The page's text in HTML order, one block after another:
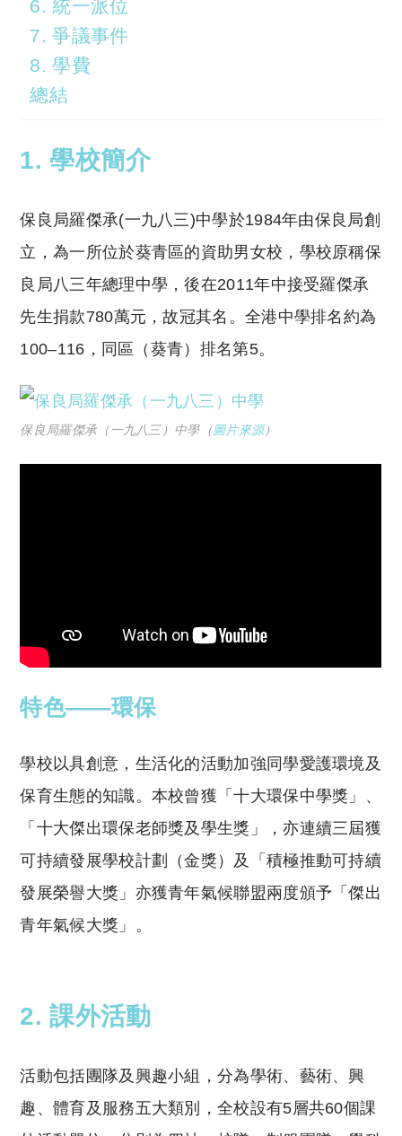
6. 統一派位
7. 爭議事件
8. 學費
總結
1. 學校簡介
保良局羅傑承(一九八三)中學於1984年由保良局創
立，為一所位於葵青區的資助男女校，學校原稱保
良局八三年總理中學，後在2011年中接受羅傑承
先生捐款780萬元，故冠其名。全港中學排名約為
100–116，同區（葵青）排名第5。
保良局羅傑承（一九八三）中學（圖片來源）
特色——環保
學校以具創意，生活化的活動加強同學愛護環境及
保育生態的知識。本校曾獲「十大環保中學獎」、
「十大傑出環保老師獎及學生獎」，亦連續三屆獲
可持續發展學校計劃（金獎）及「積極推動可持續
發展榮譽大獎」亦獲青年氣候聯盟兩度頒予「傑出
青年氣候大獎」。
2. 課外活動
活動包括團隊及興趣小組，分為學術、藝術、興
趣、體育及服務五大類別，全校設有5層共60個課